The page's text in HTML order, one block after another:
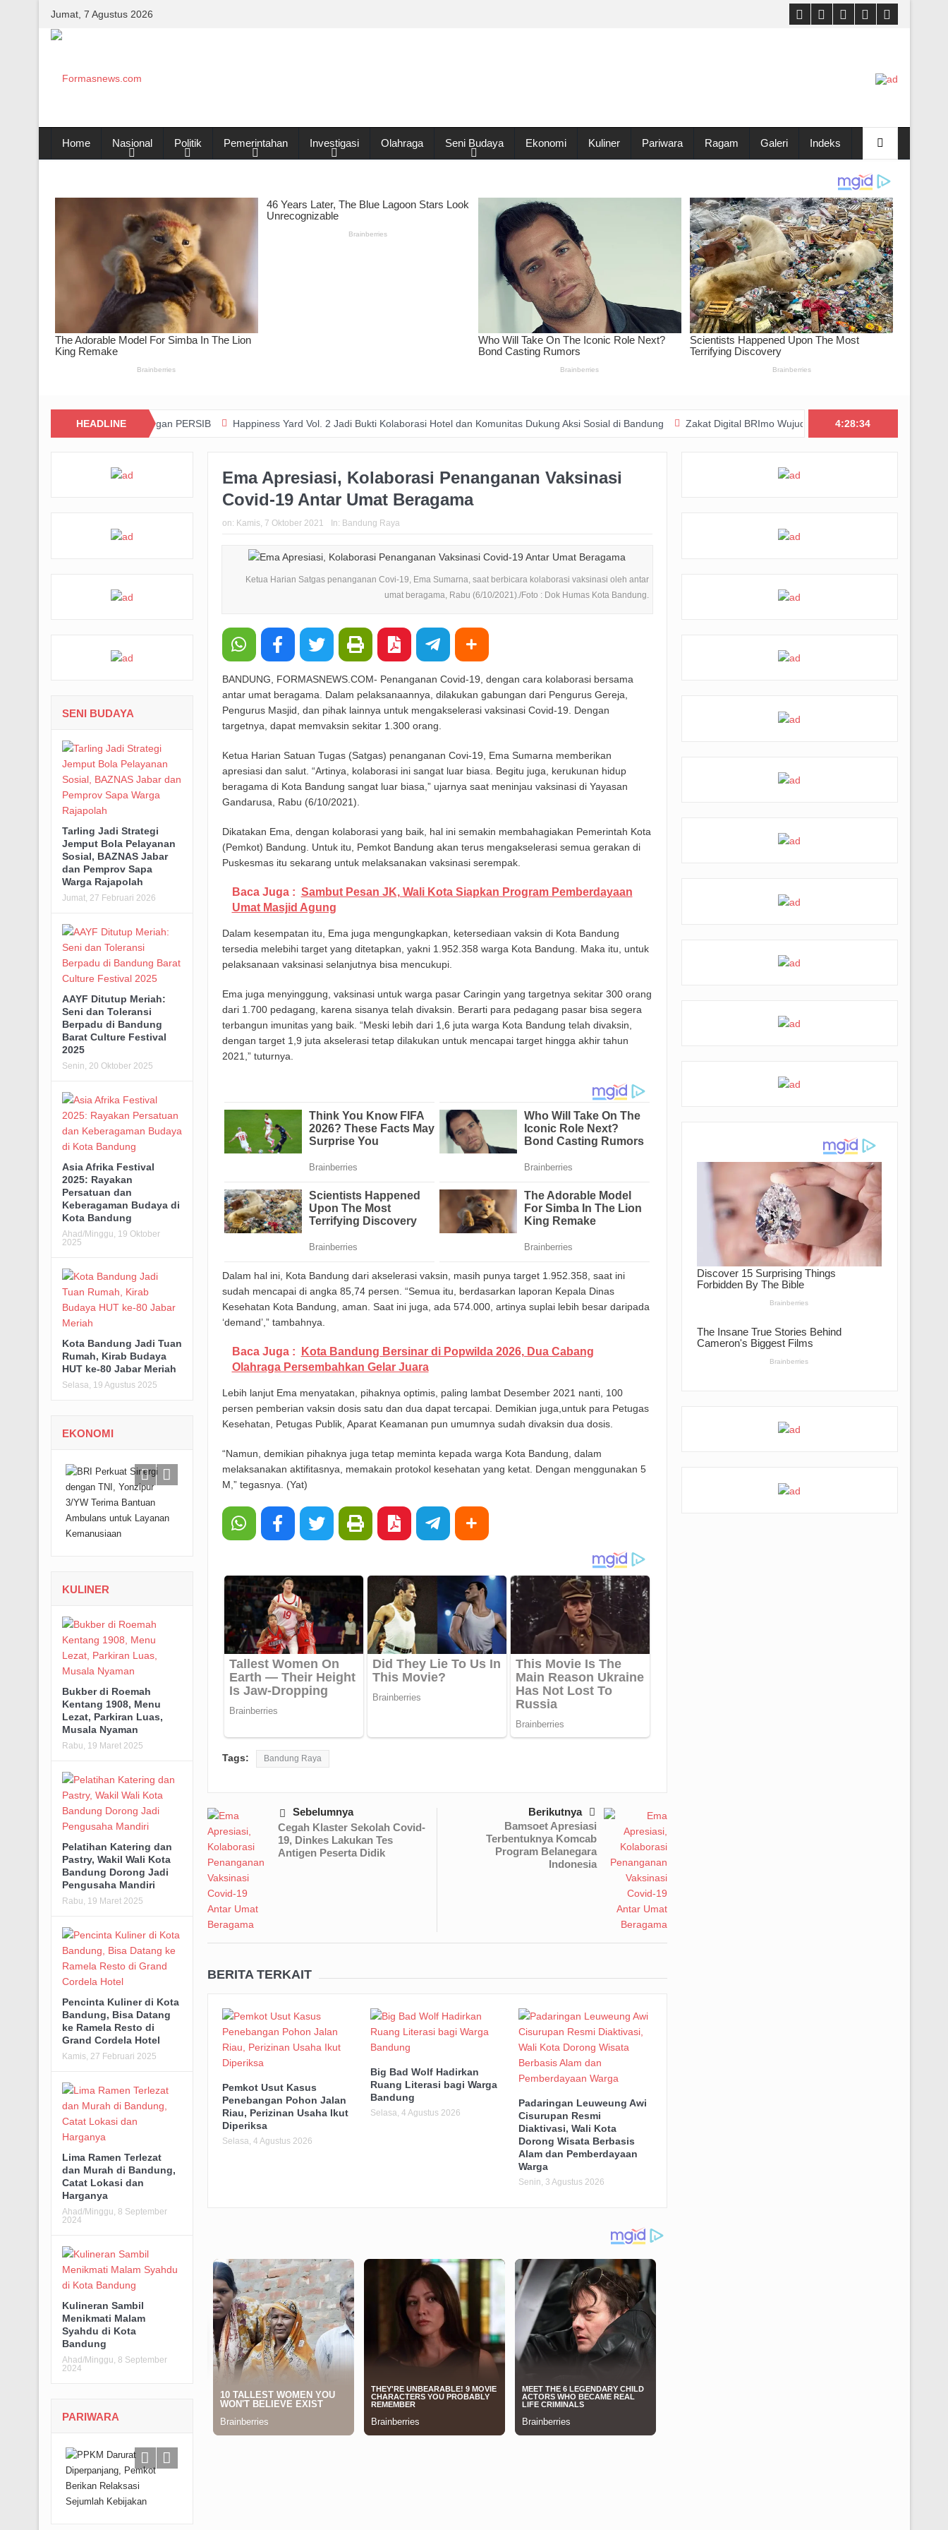
Jumat, 7 Agustus 2026
Home Nasional Politik Pemerintahan Investigasi Olahraga Seni Budaya Ekonomi Kuliner Pariwara Ragam Galeri Indeks
HEADLINE
dan Kolaborasi dengan PERSIB Happiness Yard Vol. 2 Jadi Bukti Kolaborasi Hotel dan Komunitas Dukung Aksi Sosial di Bandung Zakat Digital BRImo Wujudkan Kepedulian, BAZNAS Jabar Pastikan
4:28:35
Ema Apresiasi, Kolaborasi Penanganan Vaksinasi
Covid-19 Antar Umat Beragama
on: Kamis, 7 Oktober 2021 In: Bandung Raya
Ketua Harian Satgas penanganan Covi-19, Ema Sumarna, saat berbicara kolaborasi vaksinasi oleh antar
umat beragama, Rabu (6/10/2021)./Foto : Dok Humas Kota Bandung.
BANDUNG, FORMASNEWS.COM- Penanganan Covid-19, dengan cara kolaborasi bersama
antar umat beragama. Dalam pelaksanaannya, dilakukan gabungan dari Pengurus Gereja,
Pengurus Masjid, dan pihak lainnya untuk mengakselerasi vaksinasi Covid-19. Dengan
targetnya, dapat memvaksin sekitar 1.300 orang.
Ketua Harian Satuan Tugas (Satgas) penanganan Covi-19, Ema Sumarna memberikan
apresiasi dan salut. “Artinya, kolaborasi ini sangat luar biasa. Begitu juga, kerukunan hidup
beragama di Kota Bandung sangat luar biasa,” ujarnya saat meninjau vaksinasi di Yayasan
Gandarusa, Rabu (6/10/2021).
Dikatakan Ema, dengan kolaborasi yang baik, hal ini semakin membahagiakan Pemerintah Kota
(Pemkot) Bandung. Untuk itu, Pemkot Bandung akan terus mengakselerasi semua gerakan di
Puskesmas itu sekarang untuk melaksanakan vaksinasi serempak.
Baca Juga : Sambut Pesan JK, Wali Kota Siapkan Program Pemberdayaan
Umat Masjid Agung
Dalam kesempatan itu, Ema juga mengungkapkan, ketersediaan vaksin di Kota Bandung
tersedia melebihi target yang ditetapkan, yakni 1.952.358 warga Kota Bandung. Maka itu, untuk
pelaksanaan vaksinasi selanjutnya bisa mencukupi.
Ema juga menyinggung, vaksinasi untuk warga pasar Caringin yang targetnya sekitar 300 orang
dari 1.700 pedagang, karena sisanya telah divaksin. Berarti para pedagang pasar bisa segera
terbangun imunitas yang baik. “Meski lebih dari 1,6 juta warga Kota Bandung telah divaksin,
dengan target 1,9 juta akselerasi tetap dilakukan untuk mencapai target hingga akhir tahun
2021,” tuturnya.
Dalam hal ini, Kota Bandung dari akselerasi vaksin, masih punya target 1.952.358, saat ini
sudah mencapai di angka 85,74 persen. “Semua itu, berdasarkan laporan Kepala Dinas
Kesehatan Kota Bandung, aman. Saat ini juga, ada 574.000, artinya suplai lebih besar daripada
‘demand’,” tambahnya.
Baca Juga :
Kota Bandung Bersinar di Popwilda 2026, Dua Cabang
Olahraga Persembahkan Gelar Juara
Lebih lanjut Ema menyatakan, pihaknya optimis, paling lambat Desember 2021 nanti, 100
persen pemberian vaksin dosis satu dan dua dapat tercapai. Demikian juga,untuk para Petugas
Kesehatan, Petugas Publik, Aparat Keamanan pun umumnya sudah divaksin dua dosis.
“Namun, demikian pihaknya juga tetap meminta kepada warga Kota Bandung, dalam
melaksanakan aktifitasnya, memakain protokol kesehatan yang ketat. Dengan menggunakan 5
M,” tegasnya. (Yat)
Tags: Bandung Raya
Sebelumnya
Cegah Klaster Sekolah Covid-
19, Dinkes Lakukan Tes
Antigen Peserta Didik
Berikutnya
Bamsoet Apresiasi
Terbentuknya Komcab
Program Belanegara
Indonesia
BERITA TERKAIT
Pemkot Usut Kasus
Penebangan Pohon Jalan
Riau, Perizinan Usaha Ikut
Diperiksa
Selasa, 4 Agustus 2026
Big Bad Wolf Hadirkan
Ruang Literasi bagi Warga
Bandung
Selasa, 4 Agustus 2026
Padaringan Leuweung Awi
Cisurupan Resmi
Diaktivasi, Wali Kota
Dorong Wisata Berbasis
Alam dan Pemberdayaan
Warga
Senin, 3 Agustus 2026
SENI BUDAYA
Tarling Jadi Strategi
Jemput Bola Pelayanan
Sosial, BAZNAS Jabar
dan Pemprov Sapa
Warga Rajapolah
Jumat, 27 Februari 2026
AAYF Ditutup Meriah:
Seni dan Toleransi
Berpadu di Bandung
Barat Culture Festival
2025
Senin, 20 Oktober 2025
Asia Afrika Festival
2025: Rayakan
Persatuan dan
Keberagaman Budaya di
Kota Bandung
Ahad/Minggu, 19 Oktober
2025
Kota Bandung Jadi Tuan
Rumah, Kirab Budaya
HUT ke-80 Jabar Meriah
Selasa, 19 Agustus 2025
EKONOMI
KULINER
Bukber di Roemah
Kentang 1908, Menu
Lezat, Parkiran Luas,
Musala Nyaman
Rabu, 19 Maret 2025
Pelatihan Katering dan
Pastry, Wakil Wali Kota
Bandung Dorong Jadi
Pengusaha Mandiri
Rabu, 19 Maret 2025
Pencinta Kuliner di Kota
Bandung, Bisa Datang
ke Ramela Resto di
Grand Cordela Hotel
Kamis, 27 Februari 2025
Lima Ramen Terlezat
dan Murah di Bandung,
Catat Lokasi dan
Harganya
Ahad/Minggu, 8 September
2024
Kulineran Sambil
Menikmati Malam
Syahdu di Kota
Bandung
Ahad/Minggu, 8 September
2024
PARIWARA